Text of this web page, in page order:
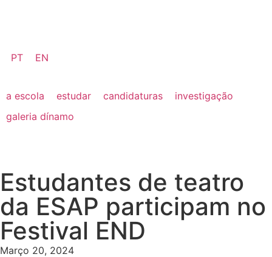
PT EN
a escola estudar candidaturas
investigação
galeria dínamo
Estudantes de teatro
da ESAP participam no
Festival END
Março 20, 2024